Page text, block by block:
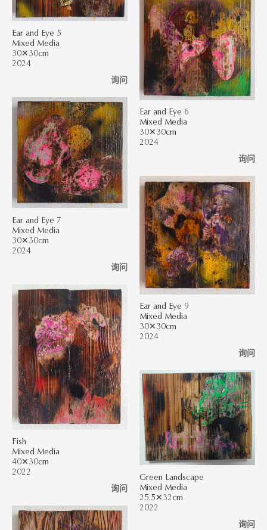
Ear and Eye 5
Mixed Media
30✕30cm
2024
询问
Ear and Eye 6
Mixed Media
30✕30cm
2024
询问
Ear and Eye 7
Mixed Media
30✕30cm
2024
询问
Ear and Eye 9
Mixed Media
30✕30cm
2024
询问
Fish
Mixed Media
40✕30cm
2022
询问
Green Landscape
Mixed Media
25.5✕32cm
2022
询问